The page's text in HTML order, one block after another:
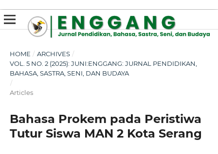
HOME / ARCHIVES /
VOL. 5 NO. 2 (2025): JUNI:ENGGANG: JURNAL PENDIDIKAN,
BAHASA, SASTRA, SENI, DAN BUDAYA
/
Articles
Bahasa Prokem pada Peristiwa
Tutur Siswa MAN 2 Kota Serang